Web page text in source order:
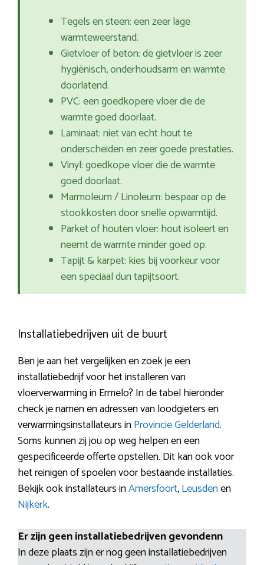
Tegels en steen: een zeer lage
warmteweerstand.
Gietvloer of beton: de gietvloer is zeer
hygiënisch, onderhoudsarm en warmte
doorlatend.
PVC: een goedkopere vloer die de
warmte goed doorlaat.
Laminaat: niet van echt hout te
onderscheiden en zeer goede prestaties.
Vinyl: goedkope vloer die de warmte
goed doorlaat.
Marmoleum / Linoleum: bespaar op de
stookkosten door snelle opwarmtijd.
Parket of houten vloer: hout isoleert en
neemt de warmte minder goed op.
Tapijt & karpet: kies bij voorkeur voor
een speciaal dun tapijtsoort.
Installatiebedrijven uit de buurt
Ben je aan het vergelijken en zoek je een
installatiebedrijf voor het installeren van
vloerverwarming in Ermelo? In de tabel hieronder
check je namen en adressen van loodgieters en
verwarmingsinstallateurs inProvincie Gelderland.
Soms kunnen zij jou op weg helpen en een
gespecificeerde offerte opstellen. Dit kan ook voor
het reinigen of spoelen voor bestaande installaties.
Bekijk ook installateurs inAmersfoort,Leusdenen
Nijkerk.
Er zijn geen installatiebedrijven gevondenn
In deze plaats zijn er nog geen installatiebedrijven